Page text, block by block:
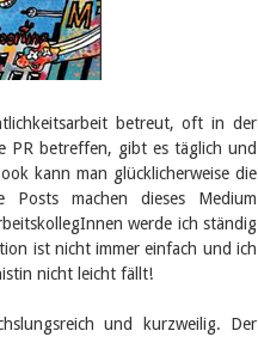
betreut, oft in der
PR betreffen, gibt es täglich und
kann man glücklicherweise die
machen dieses Medium
werde ich ständig
ist nicht immer einfach und ich
nicht leicht fällt!
und kurzweilig. Der